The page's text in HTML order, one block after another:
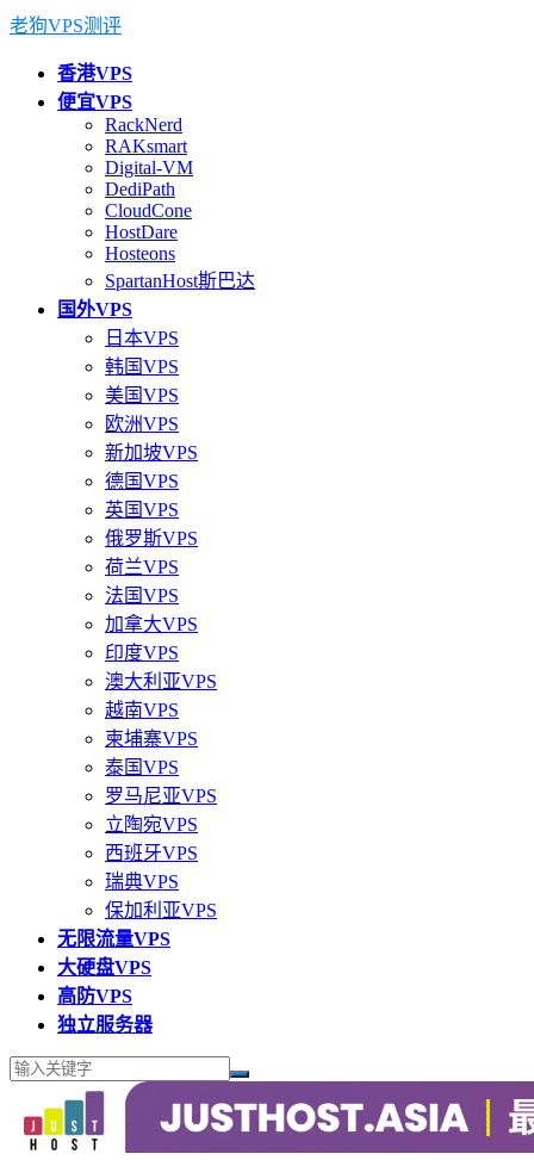
老狗VPS测评
香港VPS
便宜VPS
RackNerd
RAKsmart
Digital-VM
DediPath
CloudCone
HostDare
Hosteons
SpartanHost斯巴达
国外VPS
日本VPS
韩国VPS
美国VPS
欧洲VPS
新加坡VPS
德国VPS
英国VPS
俄罗斯VPS
荷兰VPS
法国VPS
加拿大VPS
印度VPS
澳大利亚VPS
越南VPS
柬埔寨VPS
泰国VPS
罗马尼亚VPS
立陶宛VPS
西班牙VPS
瑞典VPS
保加利亚VPS
无限流量VPS
大硬盘VPS
高防VPS
独立服务器